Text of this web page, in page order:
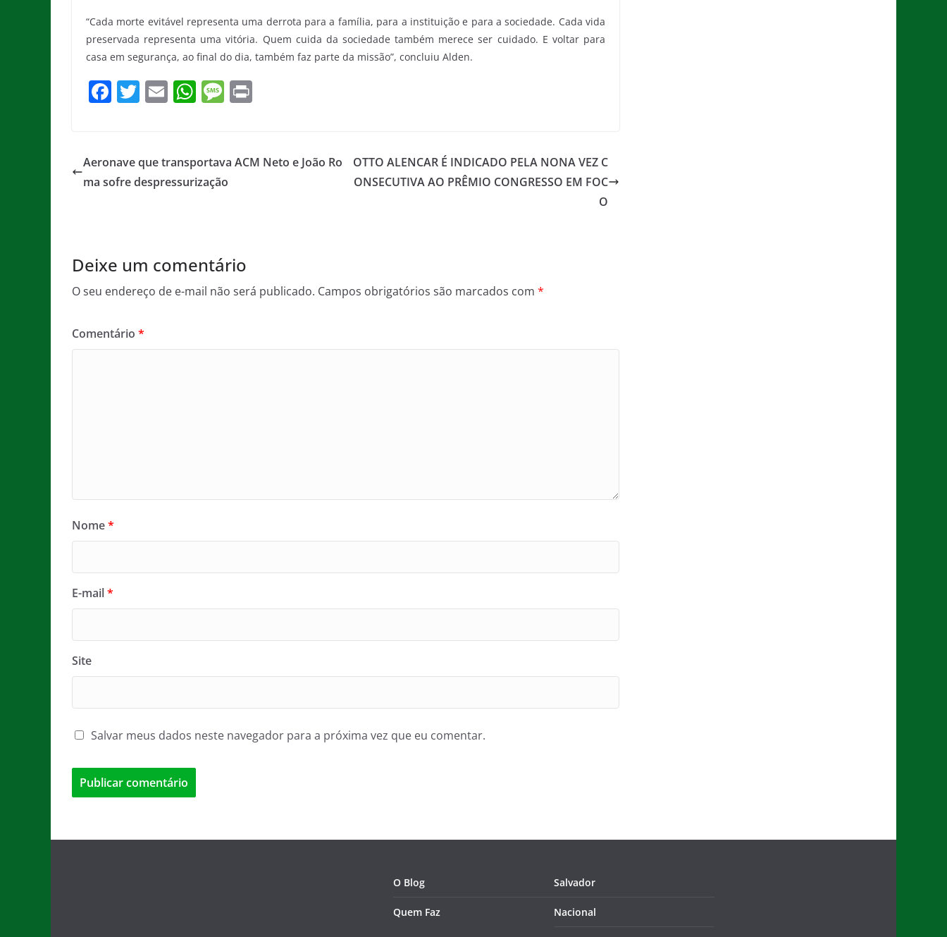
“Cada morte evitável representa uma derrota para a família, para a instituição e para a sociedade. Cada vida
preservada representa uma vitória. Quem cuida da sociedade também merece ser cuidado. E voltar para
casa em segurança, ao final do dia, também faz parte da missão”, concluiu Alden.
F
e
b
T
er
E
l
W
s
A
M
a
g
Aeronave que transportava ACM Neto e João Ro
ma sofre despressurização
OTTO ALENCAR É INDICADO PELA NONA VEZ C
ONSECUTIVA AO PRÊMIO CONGRESSO EM FOC
O
Deixe um comentário
O seu endereço de e-mail não será publicado. Campos obrigatórios são marcados com *
Comentário *
Nome*
E-mail*
Site
Salvar meus dados neste navegador para a próxima vez que eu comentar.
O Blog
Quem Faz
Salvador
Nacional